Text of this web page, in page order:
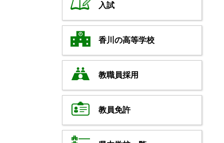
入試
香川の高等学校
教職員採用
教員免許